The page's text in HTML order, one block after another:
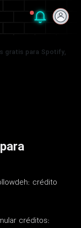
gratis para Spotify,
crédito
créditos: